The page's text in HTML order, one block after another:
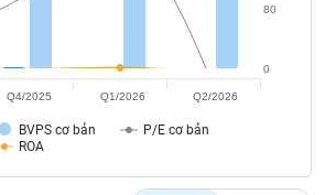
BVPS cơ bản
P/E cơ bản
ROA
0
80
Q4/2025 Q1/2026 Q2/2026